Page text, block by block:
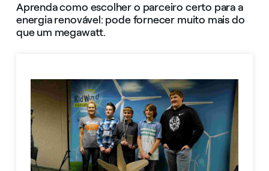
Aprenda como escolher o parceiro certo para a
energia renovável: pode fornecer muito mais do
que um megawatt.